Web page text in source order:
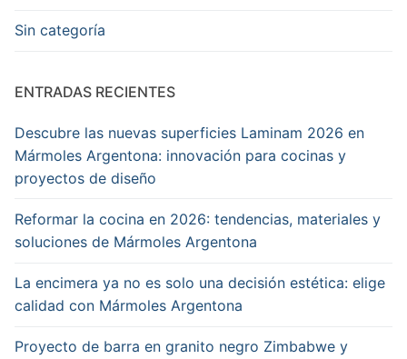
de
Consentino
MARMOLES
Publisher
Name
MARMOLES
Publisher
Logo
Sin categoría
ENTRADAS RECIENTES
Descubre las nuevas superficies Laminam 2026 en
Mármoles Argentona: innovación para cocinas y
proyectos de diseño
Reformar la cocina en 2026: tendencias, materiales y
soluciones de Mármoles Argentona
La encimera ya no es solo una decisión estética: elige
calidad con Mármoles Argentona
Proyecto de barra en granito negro Zimbabwe y